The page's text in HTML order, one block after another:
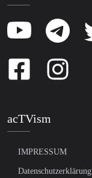
acTVism
IMPRESSUM
Datenschutzerklärung